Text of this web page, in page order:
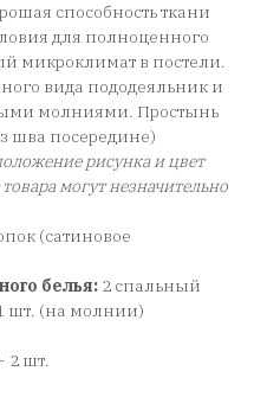
способность ткани
для полноценного
микроклимат в постели.
вида пододеяльник и
молниями. Простынь
шва посередине)
рисунка и цвет
могут незначительно
(сатиновое
белья: 2 спальный
шт. (на молнии)
2 шт.